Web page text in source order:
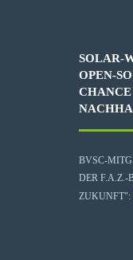
SOLAR-
OPEN-
BVSC-
DER F.A.Z.-
ZUKUNFT":